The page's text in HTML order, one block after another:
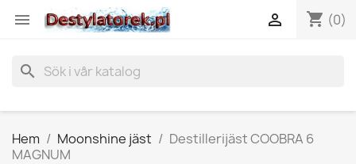
 shopping_cart (0)

search
Hem Moonshine jäst
Destillerijäst COOBRA 6
MAGNUM